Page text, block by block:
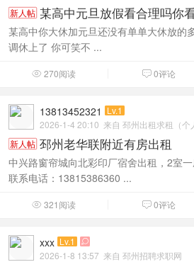
新人帖 某高中元旦放假看合理吗你
某高中你大休加元旦还没有单单大休放的
调休上了 你可笑不 ...
 270阅读  0评论
13813452321
Lv.1
2026-1-4 20:10 来自 邳州出租求租（个
新人帖 邳州老华联附近有房出租
中兴路窗帘城向北彩印厂宿舍出租，2室一
联系电话：13815386360 ...
 321阅读  0评论
xxx Lv.1 
2026-1-8 13:57 来自 邳州招聘求职网